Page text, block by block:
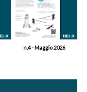
n.4 - Maggio 2026